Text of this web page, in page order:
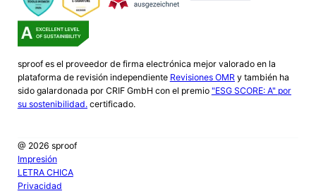
sproof es el proveedor de firma electrónica mejor valorado en la
plataforma de revisión independiente Revisiones OMRy también ha
sido galardonada por CRIF GmbH con el premio "ESG SCORE: A" por
su sostenibilidad.certificado.
@ 2026 sproof
Impresión
LETRA CHICA
Privacidad